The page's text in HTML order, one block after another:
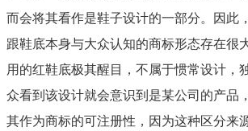
而会将其看作是鞋子设计的一部分。因此
跟鞋底本身与大众认知的商标形态存在很
用的红鞋底极其醒目，不属于惯常设计，
众看到该设计就会意识到是某公司的产品
其作为商标的可注册性，因为这种区分来